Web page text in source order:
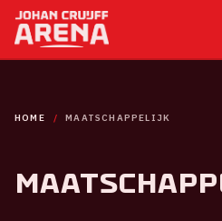
HOME MAATSCHAPPELIJK